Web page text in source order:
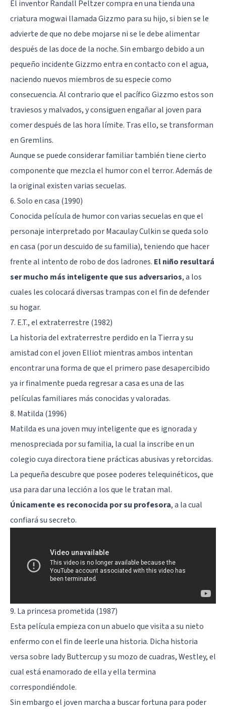
El inventor Randall Peltzer compra en una tienda una
criatura mogwai llamada Gizzmo para su hijo, si bien se le
advierte de que no debe mojarse ni se le debe alimentar
después de las doce de la noche. Sin embargo debido a un
pequeño incidente Gizzmo entra en contacto con el agua,
naciendo nuevos miembros de su especie como
consecuencia. Al contrario que el pacífico Gizzmo estos son
traviesos y malvados, y consiguen engañar al joven para
comer después de las hora límite. Tras ello, se transforman
en Gremlins.
Aunque se puede considerar familiar también tiene cierto
componente que mezcla el humor con el terror. Además de
la original existen varias secuelas.
6. Solo en casa (1990)
Conocida película de humor con varias secuelas en que el
personaje interpretado por Macaulay Culkin se queda solo
en casa (por un descuido de su familia), teniendo que hacer
frente al intento de robo de dos ladrones. El niño resultará
ser mucho más inteligente que sus adversarios, a los
cuales les colocará diversas trampas con el fin de defender
su hogar.
7. E.T., el extraterrestre (1982)
La historia del extraterrestre perdido en la Tierra y su
amistad con el joven Elliot mientras ambos intentan
encontrar una forma de que el primero pase desapercibido
ya ir finalmente pueda regresar a casa es una de las
películas familiares más conocidas y valoradas.
8. Matilda (1996)
Matilda es una joven muy inteligente que es ignorada y
menospreciada por su familia, la cual la inscribe en un
colegio cuya directora tiene prácticas abusivas y retorcidas.
La pequeña descubre que posee poderes telequinéticos, que
usa para dar una lección a los que le tratan mal.
Únicamente es reconocida por su profesora, a la cual
confiará su secreto.
9. La princesa prometida (1987)
Esta película empieza con un abuelo que visita a su nieto
enfermo con el fin de leerle una historia. Dicha historia
versa sobre lady Buttercup y su mozo de cuadras, Westley, el
cual está enamorado de ella y ella termina
correspondiéndole.
Sin embargo el joven marcha a buscar fortuna para poder